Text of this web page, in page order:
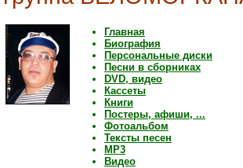
Главная
Биография
Персональные диски
Песни в сборниках
DVD, видео
Кассеты
Книги
Постеры, афиши, ...
Фотоальбом
Тексты песен
MP3
Видео